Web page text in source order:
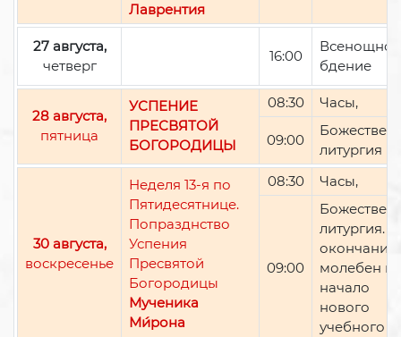
Лаврентия
27 августа,
четверг
16:00
Всенощное
бдение
28 августа,
пятница
УСПЕНИЕ
ПРЕСВЯТОЙ
БОГОРОДИЦЫ
08:30 Часы,
09:00
литургия
30 августа,
воскресенье
Неделя 13-я по
Пятидесятнице.
Попразднство
Успения
Пресвятой
Богородицы
Мученика
Ми́рона
08:30 Часы,
09:00
литургия.
окончании
молебен
начало
нового
учебного